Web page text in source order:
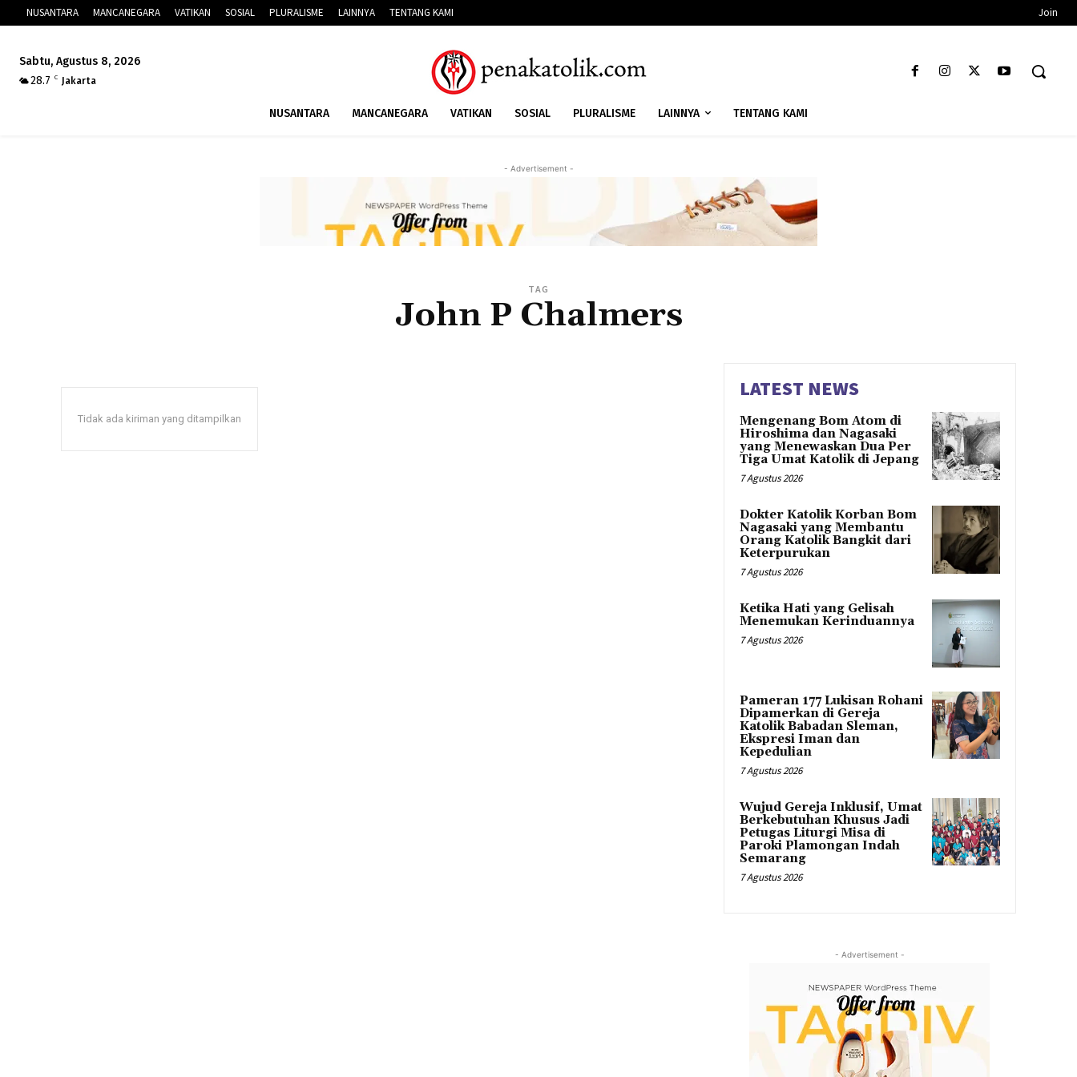
NUSANTARA MANCANEGARA VATIKAN SOSIAL PLURALISME LAINNYA TENTANG KAMI Join
Sabtu, Agustus 8, 2026
28.7
C Jakarta
NUSANTARA MANCANEGARA VATIKAN SOSIAL PLURALISME LAINNYA TENTANG KAMI
- Advertisement -
TAG
John P Chalmers
Tidak ada kiriman yang ditampilkan
LATEST NEWS
Mengenang Bom Atom di
Hiroshima dan Nagasaki
yang Menewaskan Dua Per
Tiga Umat Katolik di Jepang
7 Agustus 2026
Dokter Katolik Korban Bom
Nagasaki yang Membantu
Orang Katolik Bangkit dari
Keterpurukan
7 Agustus 2026
Ketika Hati yang Gelisah
Menemukan Kerinduannya
7 Agustus 2026
Pameran 177 Lukisan Rohani
Dipamerkan di Gereja
Katolik Babadan Sleman,
Ekspresi Iman dan
Kepedulian
7 Agustus 2026
Wujud Gereja Inklusif, Umat
Berkebutuhan Khusus Jadi
Petugas Liturgi Misa di
Paroki Plamongan Indah
Semarang
7 Agustus 2026
- Advertisement -